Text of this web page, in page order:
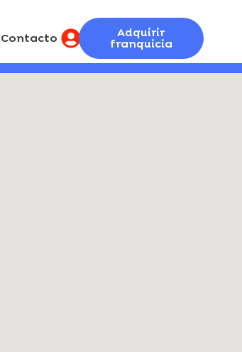
Contacto Adquirir
franquicia